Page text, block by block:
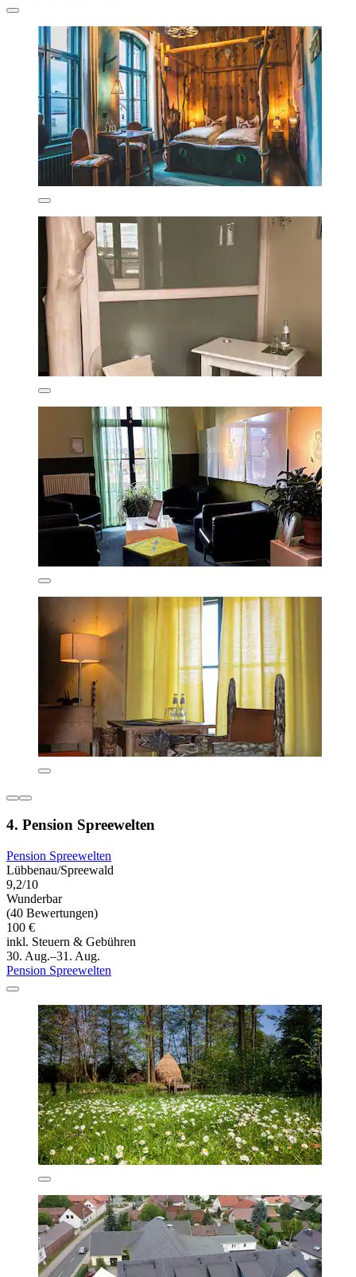
4. Pension Spreewelten
Pension Spreewelten
Lübbenau/Spreewald
9,2/10
Wunderbar
(40 Bewertungen)
100 €
inkl. Steuern & Gebühren
30. Aug.–31. Aug.
Pension Spreewelten